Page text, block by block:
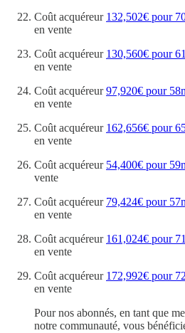
Coût acquéreur 132,502€ pour
en vente
Coût acquéreur 130,560€ pour
en vente
Coût acquéreur97,920€ pour
en vente
Coût acquéreur 162,656€ pour
en vente
Coût acquéreur 54,400€ pour
vente
Coût acquéreur 79,424€ pour
en vente
Coût acquéreur 161,024€ pour
en vente
Coût acquéreur 172,992€ pour
en vente
Pour nos abonnés, en tant que
notre communauté, vous